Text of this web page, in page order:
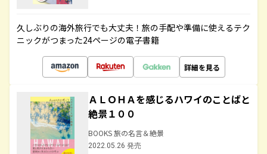
久しぶりの海外旅行でも大丈夫！旅の手配や準備に使えるテク
ニックがつまった24ページの電子書籍
詳細を見る
ＡＬＯＨＡを感じるハワイのことばと
絶景１００
BOOKS 旅の名言＆絶景
2022.05.26 発売